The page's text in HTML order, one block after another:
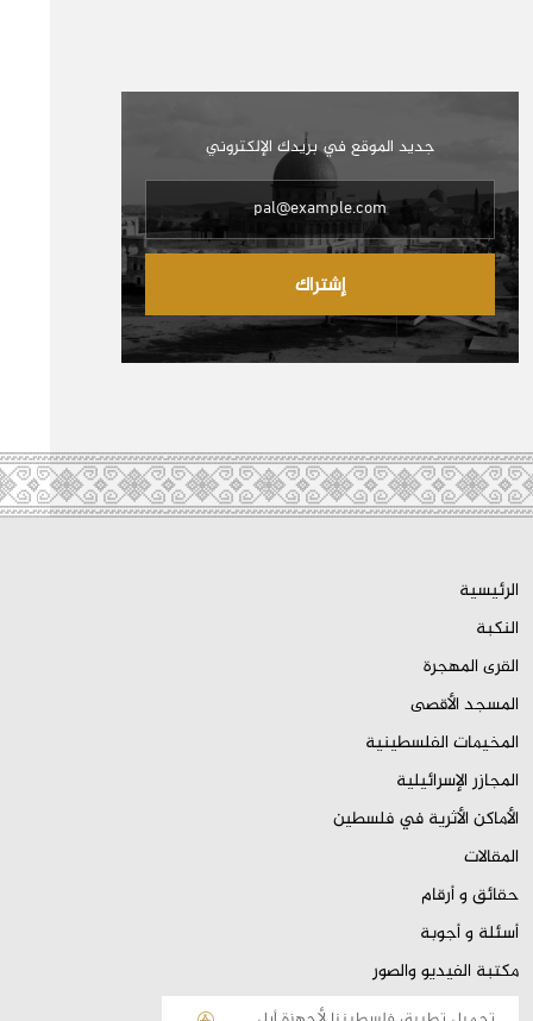
جديد الموقع في بريدك الإلكتروني
إشتراك
الرئيسية
النكبة
القرى المهجرة
المسجد الأقصى
المخيمات الفلسطينية
المجازر الإسرائيلية
الأماكن الأثرية في فلسطين
المقالات
حقائق و أرقام
أسئلة و أجوبة
مكتبة الفيديو والصور